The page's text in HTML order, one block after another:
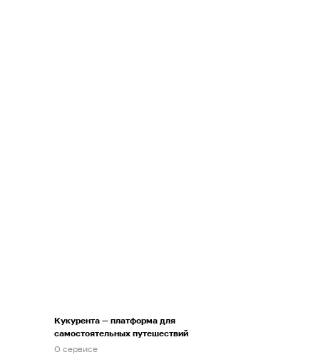
Кукурента — платформа для
самостоятельных путешествий
О сервисе